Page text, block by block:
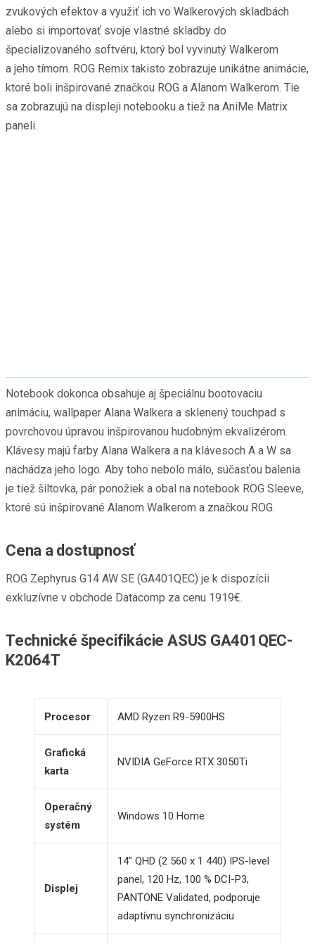
zvukových efektov a využiť ich vo Walkerových skladbách
alebo si importovať svoje vlastné skladby do
špecializovaného softvéru, ktorý bol vyvinutý Walkerom
a jeho tímom. ROG Remix takisto zobrazuje unikátne animácie,
ktoré boli inšpirované značkou ROG a Alanom Walkerom. Tie
sa zobrazujú na displeji notebooku a tiež na AniMe Matrix
paneli.
Notebook dokonca obsahuje aj špeciálnu bootovaciu
animáciu, wallpaper Alana Walkera a sklenený touchpad s
povrchovou úpravou inšpirovanou hudobným ekvalizérom.
Klávesy majú farby Alana Walkera a na klávesoch A a W sa
nachádza jeho logo. Aby toho nebolo málo, súčasťou balenia
je tiež šiltovka, pár ponožiek a obal na notebook ROG Sleeve,
ktoré sú inšpirované Alanom Walkerom a značkou ROG.
Cena a dostupnosť
ROG Zephyrus G14 AW SE (GA401QEC) je k dispozícii
exkluzívne v obchode Datacomp za cenu 1919€.
Technické špecifikácie ASUS GA401QEC-
K2064T
Procesor AMD Ryzen R9-5900HS
Grafická
karta
NVIDIA GeForce RTX 3050Ti
Operačný
systém
Windows 10 Home
Displej
14″ QHD (2 560 x 1 440) IPS-level
panel, 120 Hz, 100 % DCI-P3,
PANTONE Validated, podporuje
adaptívnu synchronizáciu